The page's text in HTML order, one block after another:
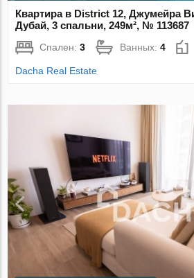
Квартира в District 12, Джумейра
Дубай, 3 спальни, 249м², № 113687
Спален:3 Ванных:4
Dacha Real Estate